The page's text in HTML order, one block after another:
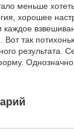
меньше
хорошее
каждое
так
результата.
Однозначно